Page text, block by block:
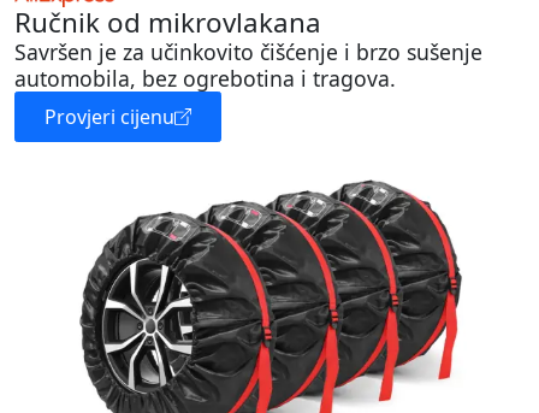
Ručnik od mikrovlakana
Savršen je za učinkovito čišćenje i brzo sušenje
automobila, bez ogrebotina i tragova.
Provjeri cijenu